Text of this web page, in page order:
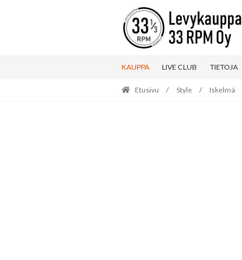
to
navigation
to
content
KAUPPA LIVE CLUB TIETOJA
Etusivu / Style / Iskelmä